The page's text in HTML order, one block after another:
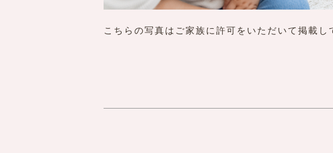
こちらの写真はご家族に許可をいただいて掲載し